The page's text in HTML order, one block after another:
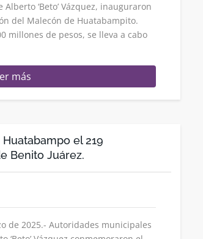
‘Beto’ Vázquez, inauguraron
del Malecón de Huatabampito.
millones de pesos, se lleva a cabo
más
el 219
Benito Juárez.
de 2025.- Autoridades municipales